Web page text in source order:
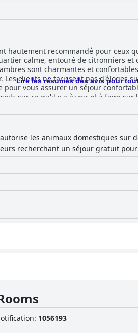
hautement recommandé pour
calme, entouré de citronniers
sont charmantes et
Les clients ne tarissent pas d'éloges
pour vous assurer un séjour
sur ce qu'il y a à voir et à faire
bien entretenue. Dans l'ensemble,
Lire les résumés des avis pour
les animaux domestiques
recherchant un séjour gratuit
: 1056193